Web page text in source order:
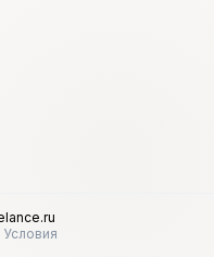
Условия